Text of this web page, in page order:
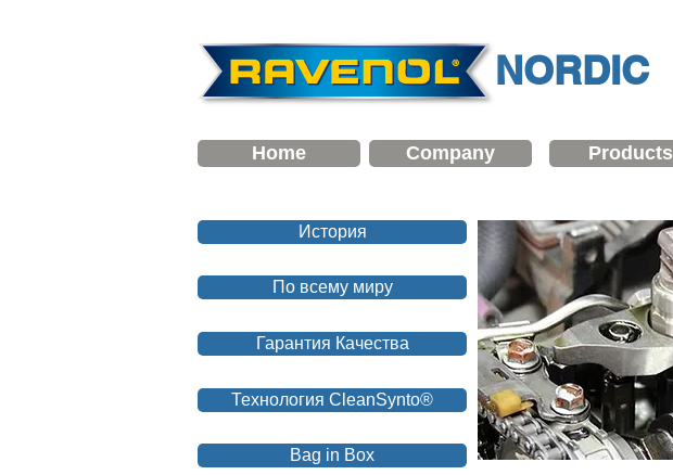
NORDIC
Home Company Products
История
По всему миру
Гарантия Качества
Технология CleanSynto®
Bag in Box